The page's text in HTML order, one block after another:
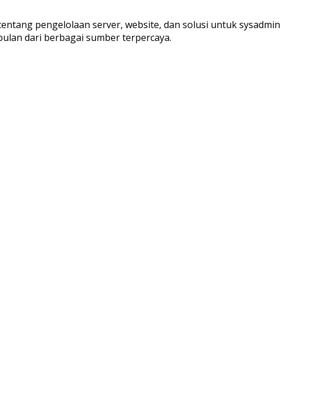
pengelolaan server, website, dan solusi untuk sysadmin
dari berbagai sumber terpercaya.